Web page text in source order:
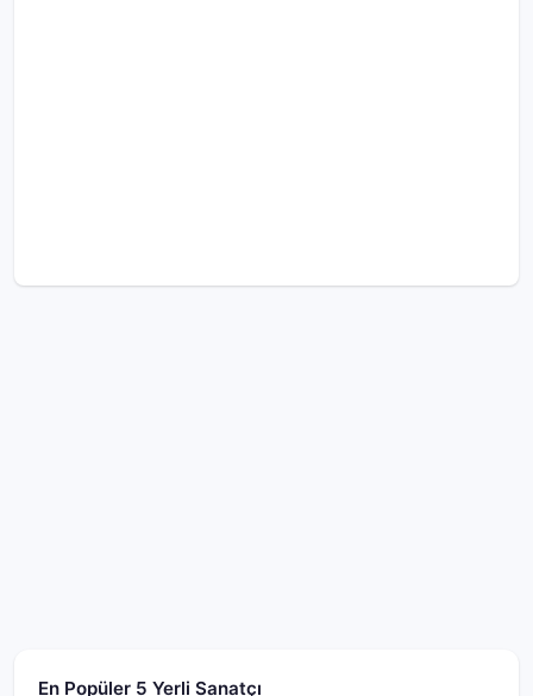
En Popüler 5 Yerli Sanatçı